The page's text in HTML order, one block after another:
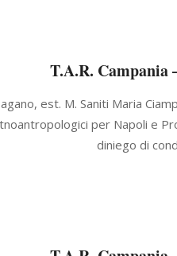
T.A.R. Campania
est. M. Saniti Maria
per Napoli e
diniego di